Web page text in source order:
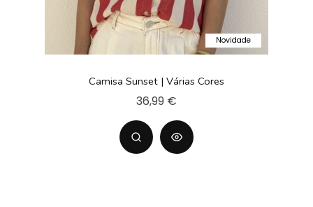
Novidade
Camisa Sunset | Várias Cores
36,99 €